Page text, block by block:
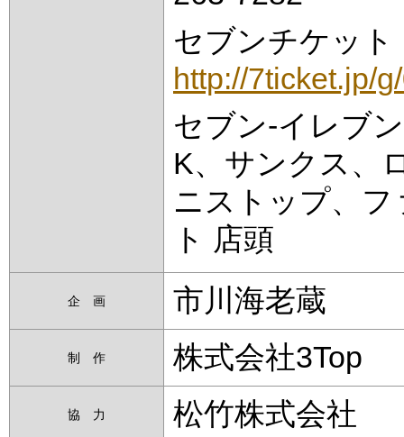
セブンチケット
http://7ticket.jp/
セブン-イレブ
K、サンクス、
ニストップ、
ト 店頭
企 画 市川海老蔵
制 作 株式会社3Top
協 力 松竹株式会社